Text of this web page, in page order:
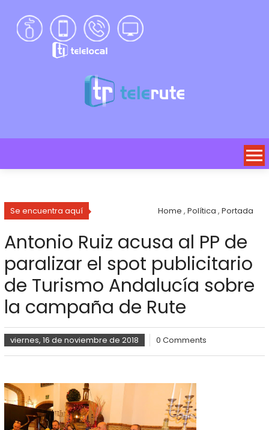
Se encuentra aquí Home ,Política ,Portada
Antonio Ruiz acusa al PP de
paralizar el spot publicitario
de Turismo Andalucía sobre
la campaña de Rute
viernes, 16 de noviembre de 2018 0 Comments